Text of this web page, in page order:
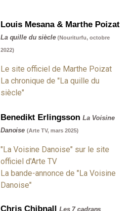
Louis Mesana & Marthe Poizat
La quille du siècle(Nouriturfu, octobre
2022)
Le site officiel de Marthe Poizat
La chronique de "La quille du
siècle"
Benedikt Erlingsson La Voisine
Danoise (Arte TV, mars 2025)
"La Voisine Danoise" sur le site
officiel d'Arte TV
La bande-annonce de "La Voisine
Danoise"
Chris Chibnall Les 7 cadrans